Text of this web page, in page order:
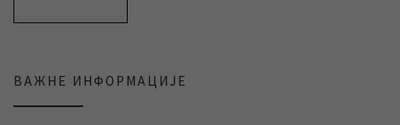
ВАЖНЕ ИНФОРМАЦИЈЕ